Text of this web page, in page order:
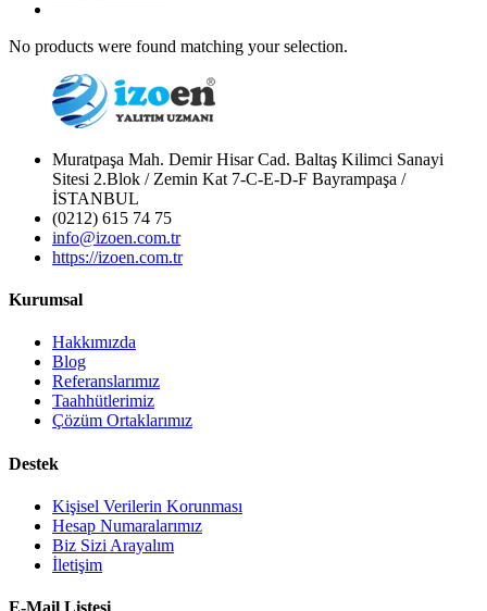
No products were found matching your selection.
Muratpaşa Mah. Demir Hisar Cad. Baltaş Kilimci Sanayi
Sitesi 2.Blok / Zemin Kat 7-C-E-D-F Bayrampaşa /
İSTANBUL
(0212) 615 74 75
info@izoen.com.tr
https://izoen.com.tr
Kurumsal
Hakkımızda
Blog
Referanslarımız
Taahhütlerimiz
Çözüm Ortaklarımız
Destek
Kişisel Verilerin Korunması
Hesap Numaralarımız
Biz Sizi Arayalım
İletişim